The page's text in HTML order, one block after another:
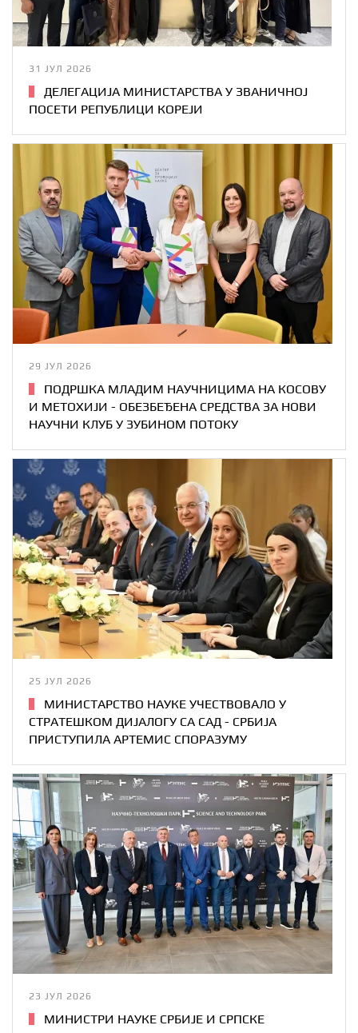
31 ЈУЛ 2026
ДЕЛЕГАЦИЈА МИНИСТАРСТВА У ЗВАНИЧНОЈ
ПОСЕТИ РЕПУБЛИЦИ КОРЕЈИ
29 ЈУЛ 2026
ПОДРШКА МЛАДИМ НАУЧНИЦИМА НА КОСОВУ
И МЕТОХИЈИ - ОБЕЗБЕЂЕНА СРЕДСТВА ЗА НОВИ
НАУЧНИ КЛУБ У ЗУБИНОМ ПОТОКУ
25 ЈУЛ 2026
МИНИСТАРСТВО НАУКЕ УЧЕСТВОВАЛО У
СТРАТЕШКОМ ДИЈАЛОГУ СА САД - СРБИЈА
ПРИСТУПИЛА АРТЕМИС СПОРАЗУМУ
23 ЈУЛ 2026
МИНИСТРИ НАУКЕ СРБИЈЕ И СРПСКЕ